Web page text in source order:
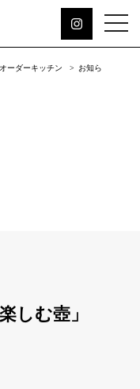
ーダーキッチン お知ら
しむ壺」